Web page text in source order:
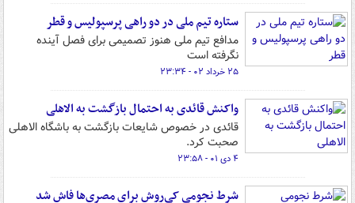
ستاره تیم ملی در دو راهی پرسپولیس و قطر
مدافع تیم ملی هنوز تصمیمی برای فصل آینده
نگرفته است
۲۵ خرداد ۰۲ - ۲۳:۳۴
واکنش قائدی به احتمال بازگشت به الاهلی
قائدی در خصوص شایعات بازگشت به باشگاه الاهلی
صحبت کرد.
۴ دی ۰۱ - ۲۳:۵۸
شرط نجومی کی‌روش برای مصری‌ها فاش شد